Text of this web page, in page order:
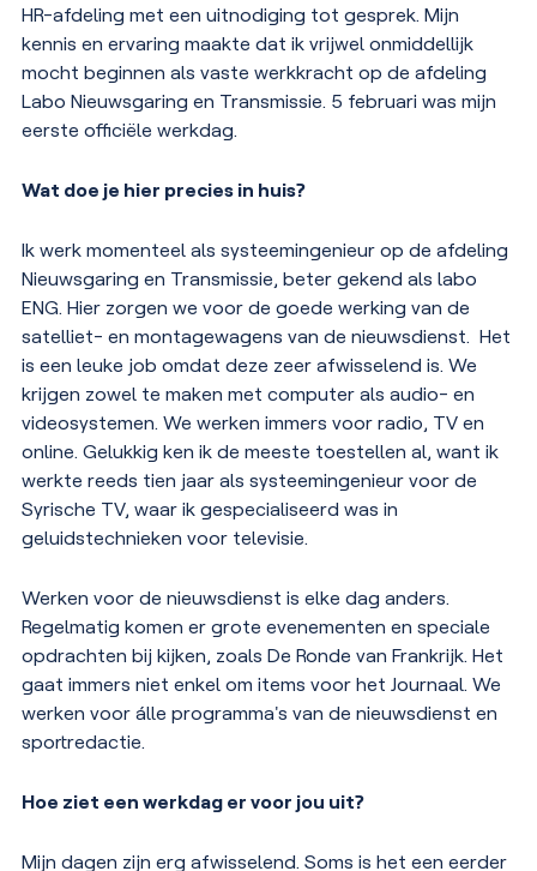
HR-afdeling met een uitnodiging tot gesprek. Mijn
kennis en ervaring maakte dat ik vrijwel onmiddellijk
mocht beginnen als vaste werkkracht op de afdeling
Labo Nieuwsgaring en Transmissie. 5 februari was mijn
eerste officiële werkdag.
Wat doe je hier precies in huis?
Ik werk momenteel als systeemingenieur op de afdeling
Nieuwsgaring en Transmissie, beter gekend als labo
ENG. Hier zorgen we voor de goede werking van de
satelliet- en montagewagens van de nieuwsdienst. Het
is een leuke job omdat deze zeer afwisselend is. We
krijgen zowel te maken met computer als audio- en
videosystemen. We werken immers voor radio, TV en
online. Gelukkig ken ik de meeste toestellen al, want ik
werkte reeds tien jaar als systeemingenieur voor de
Syrische TV, waar ik gespecialiseerd was in
geluidstechnieken voor televisie.
Werken voor de nieuwsdienst is elke dag anders.
Regelmatig komen er grote evenementen en speciale
opdrachten bij kijken, zoals De Ronde van Frankrijk. Het
gaat immers niet enkel om items voor het Journaal. We
werken voor álle programma's van de nieuwsdienst en
sportredactie.
Hoe ziet een werkdag er voor jou uit?
Mijn dagen zijn erg afwisselend. Soms is het een eerder